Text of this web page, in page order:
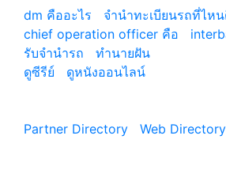
dm คืออะไร
จํานําทะเบียนรถที่ไห
chief operation officer คือ
รับจํานํารถ
ทํานายฝัน
ดูซีรีย์
ดูหนังออนไลน์
Partner Directory Web Directory